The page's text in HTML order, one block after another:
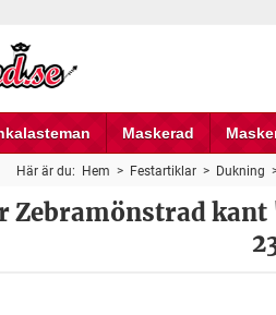
Maskerad
Här är du: Hem > Festartiklar > Dukning
Zebramönstrad